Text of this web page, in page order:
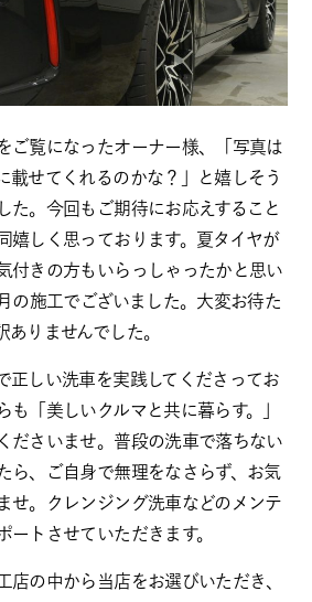
ご覧になったオーナー様、「写真は
載せてくれるのかな？」と嬉しそう
た。今回もご期待にお応えすること
嬉しく思っております。夏タイヤが
付きの方もいらっしゃったかと思い
の施工でございました。大変お待た
りませんでした。
正しい洗車を実践してくださってお
も「美しいクルマと共に暮らす。」
ださいませ。普段の洗車で落ちない
ら、ご自身で無理をなさらず、お気
せ。クレンジング洗車などのメンテ
ートさせていただきます。
店の中から当店をお選びいただき、